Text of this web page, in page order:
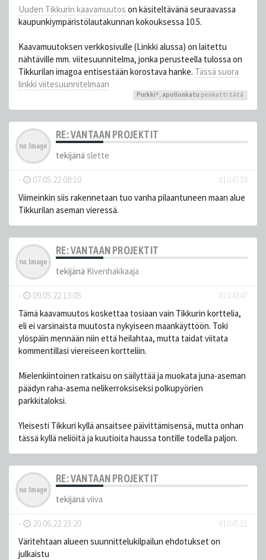
Uuden Tikkurin kaavamuutos on käsiteltävänä seuraavassa
kaupunkiympäristölautakunnan kokouksessa 10.5.
Kaavamuutoksen verkkosivulle (Linkki alussa) on laitettu
nähtäville mm. viitesuunnitelma, jonka perusteella tulossa on
Tikkurilan imagoa entisestään korostava hanke. Tässä suora
linkki viitesuunnitelmaan
Purkki^, apollonkatu peukutti tätä
RE: VANTAAN PROJEKTIT
tekijänä slette
- 07.05.22 08:10
#104338
Viimeinkin siis rakennetaan tuo vanha pilaantuneen maan alue
Tikkurilan aseman vieressä.
RE: VANTAAN PROJEKTIT
tekijänä Kivenhakkaaja
- 09.05.22 13:05
#104347
Tämä kaavamuutos koskettaa tosiaan vain Tikkurin korttelia,
eli ei varsinaista muutosta nykyiseen maankäyttöön. Toki
ylöspäin mennään niin että heilahtaa, mutta taidat viitata
kommentillasi viereiseen kortteliin.
Mielenkiintoinen ratkaisu on säilyttää ja muokata juna-aseman
päädyn raha-asema nelikerroksiseksi polkupyörien
parkkitaloksi.
Yleisesti Tikkuri kyllä ansaitsee päivittämisensä, mutta onhan
tässä kyllä neliöitä ja kuutioita haussa tontille todella paljon.
RE: VANTAAN PROJEKTIT
tekijänä viiva
- 20.06.22 23:20
#104531
Väritehtaan alueen suunnittelukilpailun ehdotukset on
julkaistu